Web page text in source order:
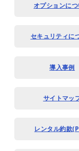
オプションに
セキュリティに
導入事例
サイトマッ
レンタル約款